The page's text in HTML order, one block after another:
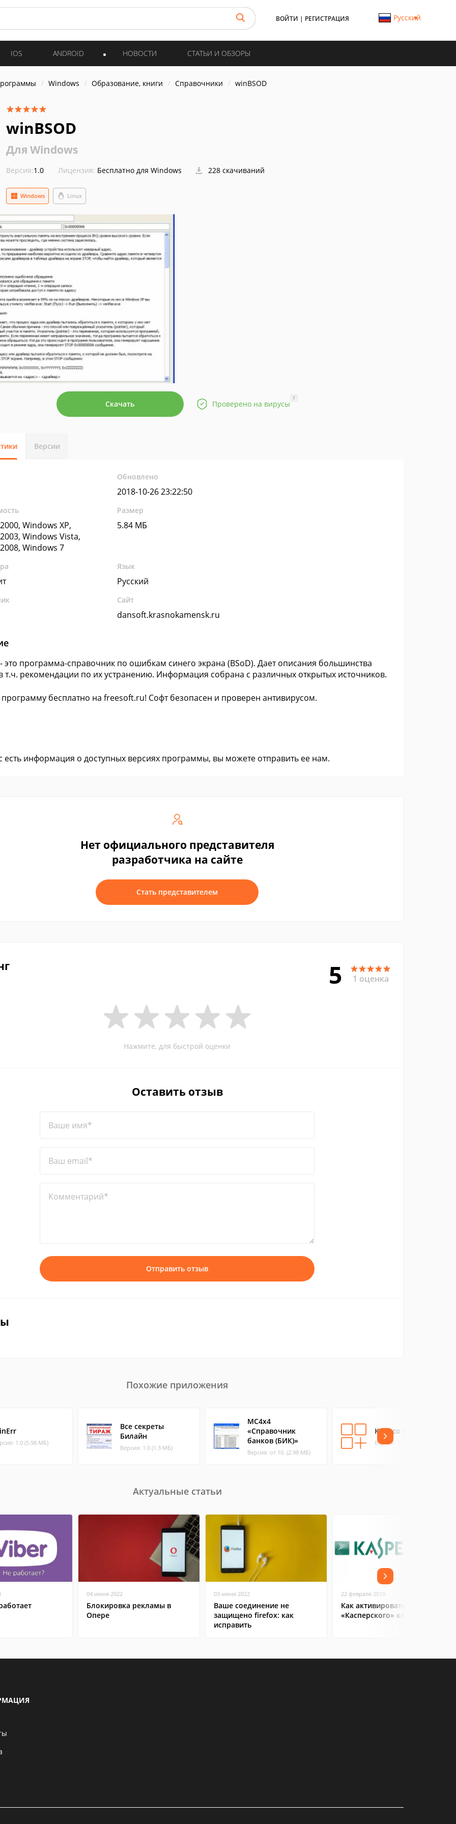
ВОЙТИ | РЕГИСТРАЦИЯ Русский
IOS ANDROID НОВОСТИ СТАТЬИ И ОБЗОРЫ
Windows Образование, книги Справочники winBSOD
winBSOD
Для Windows
Версия:1.0 Лицензия: Бесплатно для Windows 228 скачиваний
Windows Linux
Скачать Проверено на вирусы
?
Версии
Обновлено
2018-10-26 23:22:50
Windows XP,
Windows Vista,
Windows 7
Размер
5.84 МБ
Язык
Русский
Сайт
dansoft.krasnokamensk.ru
это программа-справочник по ошибкам синего экрана (BSoD). Дает описания большинства
т.ч. рекомендации по их устранению. Информация собрана с различных открытых источников.
программу бесплатно на freesoft.ru! Софт безопасен и проверен антивирусом.
есть информация о доступных версиях программы, вы можете отправить ее нам.
Нет официального представителя
разработчика на сайте
Стать представителем
5 1 оценка
Нажмите, для быстрой оценки
Оставить отзыв
Ваше имя*
Ваш email*
Комментарий*
Отправить отзыв
Похожие приложения
1.0 (5.98 МБ)
Все секреты
Билайн
Версия: 1.0 (1.3 МБ)
MC4x4
«Справочник
банков (БИК)»
Версия: от 10. (2.98 МБ)
Колесо года
Версия: 1.0 (0.55 МБ)
Актуальные статьи
04 июня 2022
Блокировка рекламы в
Опере
03 июня 2022
Ваше соединение не
защищено firefox: как
исправить
22 февраля 2019
Как активировать антивирус
«Касперского» ключом